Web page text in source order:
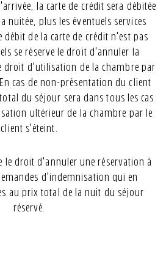
la carte de crédit sera débitée
nuitée, plus les éventuels services
débit de la carte de crédit n'est pas
se réserve le droit d'annuler la
droit d'utilisation de la chambre par
cas de non-présentation du client
du séjour sera dans tous les cas
ultérieur de la chambre par le
client s'éteint.
le droit d'annuler une réservation à
d'indemnisation qui en
au prix total de la nuit du séjour
réservé.